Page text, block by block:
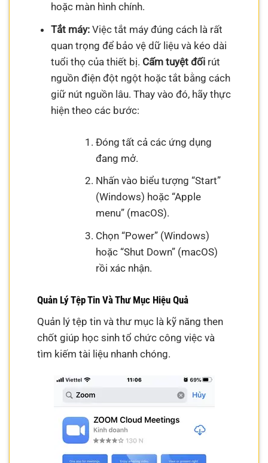
hoặc màn hình chính.
Tắt máy:Việc tắt máy đúng cách là rất
quan trọng để bảo vệ dữ liệu và kéo dài
tuổi thọ của thiết bị. Cấm tuyệt đốirút
nguồn điện đột ngột hoặc tắt bằng cách
giữ nút nguồn lâu. Thay vào đó, hãy thực
hiện theo các bước:
Đóng tất cả các ứng dụng
đang mở.
Nhấn vào biểu tượng “Start”
(Windows) hoặc “Apple
menu” (macOS).
Chọn “Power” (Windows)
hoặc “Shut Down” (macOS)
rồi xác nhận.
Quản Lý Tệp Tin Và Thư Mục Hiệu Quả
Quản lý tệp tin và thư mục là kỹ năng then
chốt giúp học sinh tổ chức công việc và
tìm kiếm tài liệu nhanh chóng.